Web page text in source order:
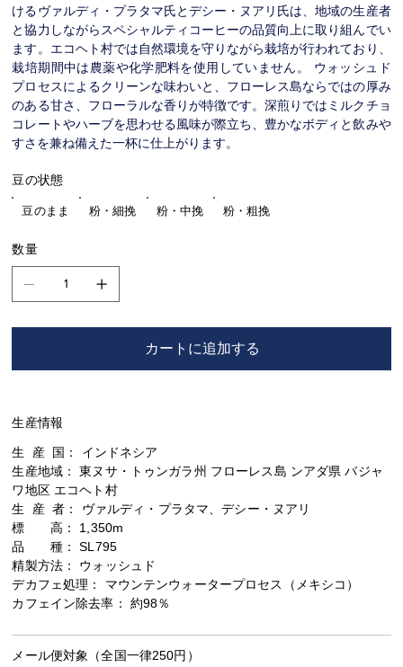
けるヴァルディ・プラタマ氏とデシー・ヌアリ氏は、地域の生産者
と協力しながらスペシャルティコーヒーの品質向上に取り組んでい
ます。エコヘト村では自然環境を守りながら栽培が行われており、
栽培期間中は農薬や化学肥料を使用していません。 ウォッシュド
プロセスによるクリーンな味わいと、フローレス島ならではの厚み
のある甘さ、フローラルな香りが特徴です。深煎りではミルクチョ
コレートやハーブを思わせる風味が際立ち、豊かなボディと飲みや
すさを兼ね備えた一杯に仕上がります。
豆のまま 粉・細挽 粉・中挽 粉・粗挽
豆の状態
数量
カートに追加する
生産情報
生 産 国： インドネシア
生産地域： 東ヌサ・トゥンガラ州 フローレス島 ンアダ県 バジャ
ワ地区 エコヘト村
生 産 者： ヴァルディ・プラタマ、デシー・ヌアリ
標 高： 1,350m
品 種： SL795
精製方法： ウォッシュド
デカフェ処理： マウンテンウォータープロセス（メキシコ）
カフェイン除去率： 約98％
メール便対象（全国一律250円）